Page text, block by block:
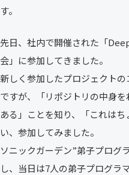
す。
先日、社内で開催された「
会」に参加してきました。
新しく参加したプロジェクト
ですが、「リポジトリの中身
ある」ことを知り、「これは
い、参加してみました。
ソニックガーデン”弟子プログ
し、当日は7人の弟子プログラ